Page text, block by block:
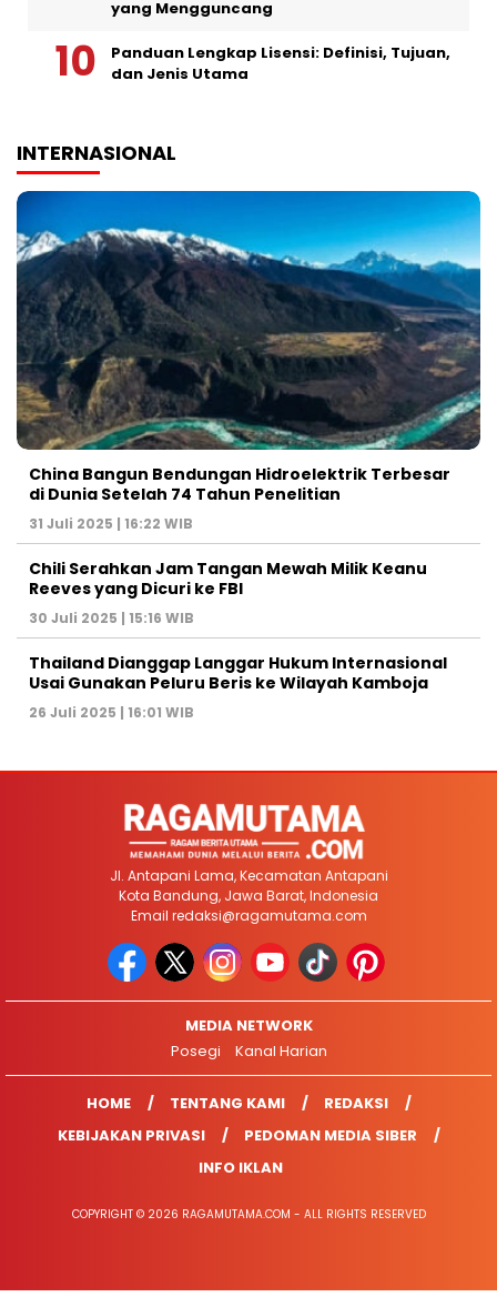
yang Mengguncang
Panduan Lengkap Lisensi: Definisi, Tujuan,
dan Jenis Utama
INTERNASIONAL
China Bangun Bendungan Hidroelektrik Terbesar
di Dunia Setelah 74 Tahun Penelitian
31 Juli 2025 | 16:22 WIB
Chili Serahkan Jam Tangan Mewah Milik Keanu
Reeves yang Dicuri ke FBI
30 Juli 2025 | 15:16 WIB
Thailand Dianggap Langgar Hukum Internasional
Usai Gunakan Peluru Beris ke Wilayah Kamboja
26 Juli 2025 | 16:01 WIB
Jl. Antapani Lama, Kecamatan Antapani
Kota Bandung, Jawa Barat, Indonesia
Email redaksi@ragamutama.com
MEDIA NETWORK
Posegi
Kanal Harian
HOME TENTANG KAMI
REDAKSI
KEBIJAKAN PRIVASI
PEDOMAN MEDIA SIBER
INFO IKLAN
COPYRIGHT © 2026 RAGAMUTAMA.COM - ALL RIGHTS RESERVED